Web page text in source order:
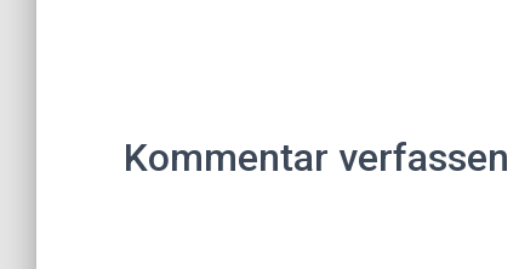
Kommentar verfassen